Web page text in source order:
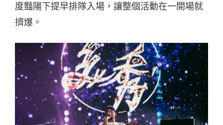
度豔陽下提早排隊入場，讓整個活動在一開場就
擠爆。